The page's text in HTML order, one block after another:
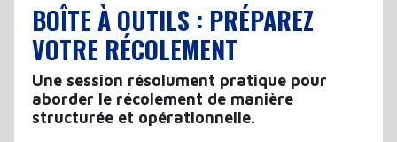
BOÎTE À OUTILS : PRÉPAREZ
VOTRE RÉCOLEMENT
Une session résolument pratique pour
aborder le récolement de manière
structurée et opérationnelle.